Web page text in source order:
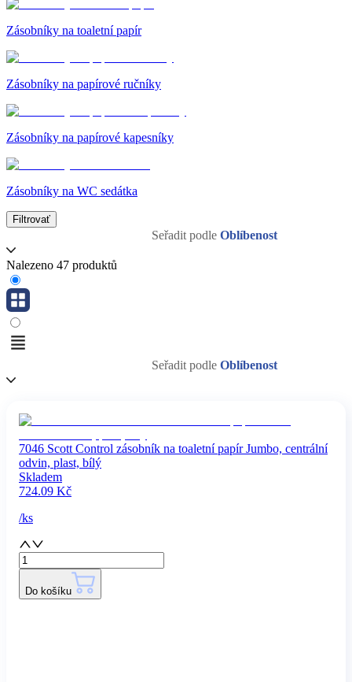
Zásobníky na toaletní papír
Zásobníky na papírové ručníky
Zásobníky na papírové kapesníky
Zásobníky na WC sedátka
Filtrovať
Seřadit podle Oblíbenost
Nalezeno 47 produktů
Seřadit podle Oblíbenost
7046 Scott Control zásobník na toaletní papír Jumbo, centrální
odvin, plast, bílý
Skladem
724.09 Kč
/ks
Do košíku